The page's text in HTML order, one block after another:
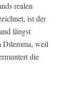
realen
ist der
längst
Dilemma, weil
die